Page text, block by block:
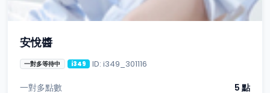
安悅醬
一對多等待中 i349 ID: i349_301116
一對多點數
5 點